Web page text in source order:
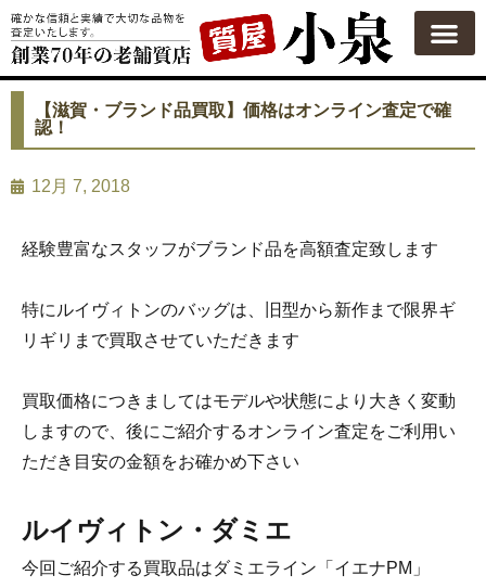
【滋賀・ブランド品買取】価格はオンライン査定で確
認！
12月 7, 2018
経験豊富なスタッフがブランド品を高額査定致します
特にルイヴィトンのバッグは、旧型から新作まで限界ギ
リギリまで買取させていただきます
買取価格につきましてはモデルや状態により大きく変動
しますので、後にご紹介するオンライン査定をご利用い
ただき目安の金額をお確かめ下さい
ルイヴィトン・ダミエ
今回ご紹介する買取品はダミエライン「イエナPM」